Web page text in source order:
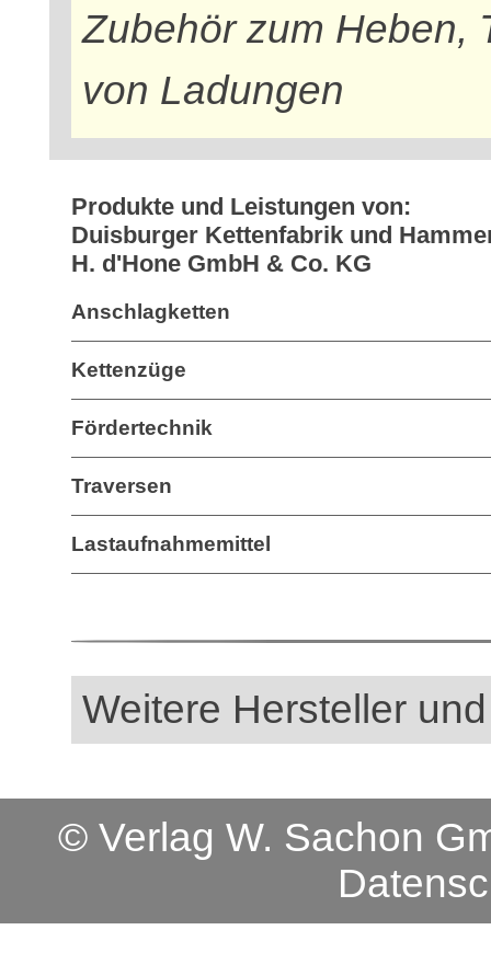
Zubehör zum Heben,
von Ladungen
Produkte und Leistungen von:
Duisburger Kettenfabrik und
H. d'Hone GmbH & Co. KG
Anschlagketten
Kettenzüge
Fördertechnik
Traversen
Lastaufnahmemittel
Weitere Hersteller
© Verlag W. Sachon